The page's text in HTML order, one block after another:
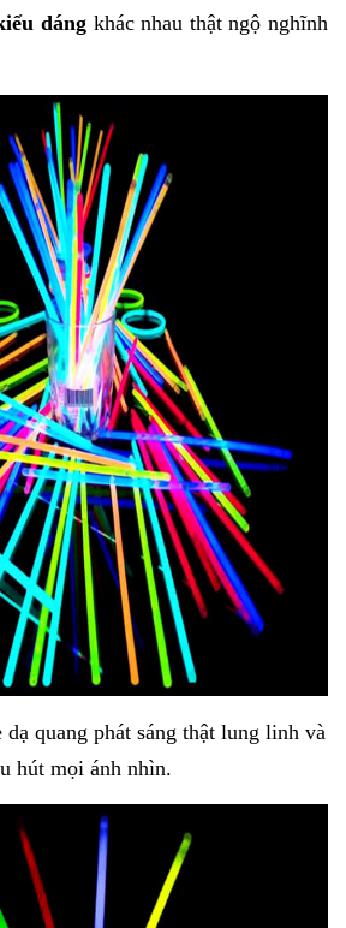
dáng khác nhau thật ngộ nghĩnh
quang phát sáng thật lung linh và
hút mọi ánh nhìn.